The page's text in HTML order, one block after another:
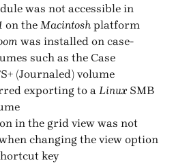
was not accessible in
on the Macintosh platform
was installed on case-
such as the Case
(Journaled) volume
exporting to a Linux SMB
in the grid view was not
changing the view option
key